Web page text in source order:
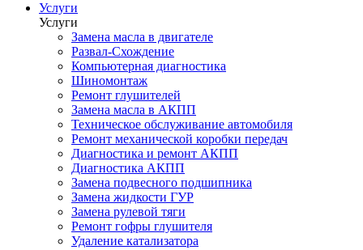
Услуги
Услуги
Замена масла в двигателе
Развал-Схождение
Компьютерная диагностика
Шиномонтаж
Ремонт глушителей
Замена масла в АКПП
Техническое обслуживание автомобиля
Ремонт механической коробки передач
Диагностика и ремонт АКПП
Диагностика АКПП
Замена подвесного подшипника
Замена жидкости ГУР
Замена рулевой тяги
Ремонт гофры глушителя
Удаление катализатора